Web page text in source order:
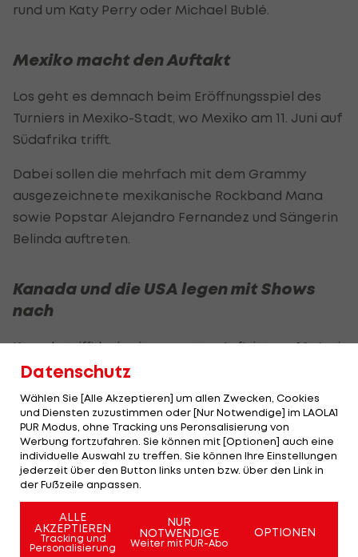
rund um Katy Perry oder Michael Bublé.
Mexiko macht den Auftakt
Los geht es demnach beim Eröffnungsspiel des
Turniers in Mexiko-Stadt, wo Mexiko am 11. Juni auf
Südafrika trifft.
Dabei sollen die mehrfach mit dem Grammy
ausgezeichnete mexikanische Rockband Mana
sowie Popstar Alejandro Fernandez und Sängerin
Belinda auftreten.
Kanada und die USA legen mit Shows
nach
Kanada trifft bei seinem ersten Auftritt am 12. Juni
in Toronto auf die Auswahl Bosnien-Herzegowinas,
auch Alanis Morissette und Alessia Cara
verpflichtet worden.
Das US-Team startet am 13. Juni in Los Angeles
gegen Paraguay in die WM. Im Vorprogramm
sollen neben Superstar Perry auch der Rapper
Future sowie DJ Sanjoy auf der Bühne stehen.
Datenschutz
Wählen Sie [Alle Akzeptieren] um allen Zwecken, Cookies
und Diensten zuzustimmen oder [Nur Notwendige] im LAOLA1
PUR Modus, ohne Tracking uns Peronsalisierung von
Werbung fortzufahren. Sie können mit [Optionen] auch eine
individuelle Auswahl zu treffen. Sie können Ihre Einstellungen
jederzeit über den Button links unten bzw. über den Link in
der Fußzeile anpassen.
ALLE
AKZEPTIEREN
Tracking und
Personalisierung
NUR
NOTWENDIGE
Weiter mit PUR-Abo
OPTIONEN